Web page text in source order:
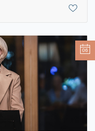
06